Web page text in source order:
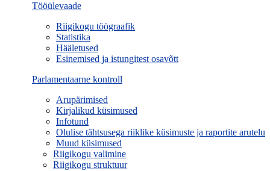
Tööülevaade
Riigikogu töögraafik
Statistika
Hääletused
Esinemised ja istungitest osavõtt
Parlamentaarne kontroll
Arupärimised
Kirjalikud küsimused
Infotund
Olulise tähtsusega riiklike küsimuste ja raportite arutelu
Muud küsimused
Riigikogu valimine
Riigikogu struktuur